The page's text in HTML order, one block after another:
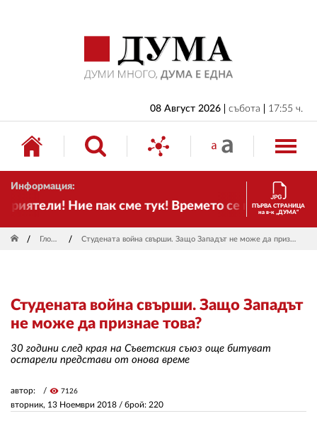
08 Август 2026 събота 17:55 ч.
Информация:
Ние пак сме тук! Времето се променя иПЪРВА СТРАНИЦА
на в-к „ДУМА“
Глобус Студената война свърши. Защо Западът не може да признае това?
Студената война свърши. Защо Западът
не може да признае това?
30 години след края на Съветския съюз още битуват
остарели представи от онова време
вторник, 13 Ноември 2018 / брой: 220
автор: visibility 7126
БЪЛГАРИЯ
ИКОНОМИКА
ИЗБОРИ
СВЯТ
ДРУГИ
ЗА НАС
РЕДАКЦИЯ